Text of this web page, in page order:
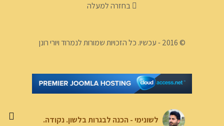
בחזרה למעלה
© 2016 - עכשיו. כל הזכויות שמורות לנמרוד ויורי רונן
לשונימי - הכנה לבגרות בלשון. נקודה.